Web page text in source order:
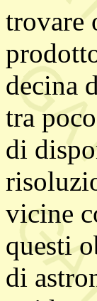
trovare
decina
tra
di
vicine
questi
di